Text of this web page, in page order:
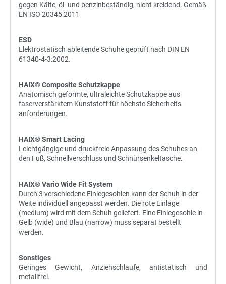
gegen Kälte, öl- und benzinbeständig, nicht kreidend. Gemäß
EN ISO 20345:2011
ESD
Elektrostatisch ableitende Schuhe geprüft nach DIN EN
61340-4-3:2002.
HAIX® Composite Schutzkappe
Anatomisch geformte, ultraleichte Schutzkappe aus
faserverstärktem Kunststoff für höchste Sicherheits
anforderungen.
HAIX® Smart Lacing
Leichtgängige und druckfreie Anpassung des Schuhes an
den Fuß, Schnellverschluss und Schnürsenkeltasche.
HAIX® Vario Wide Fit System
Durch 3 verschiedene Einlegesohlen kann der Schuh in der
Weite individuell angepasst werden. Die rote Einlage
(medium) wird mit dem Schuh geliefert. Eine Einlegesohle in
Gelb (wide) und Blau (narrow) muss separat bestellt
werden.
Sonstiges
Geringes Gewicht, Anziehschlaufe, antistatisch und
metallfrei.